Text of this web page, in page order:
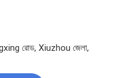
রোড, Xiuzhou জেলা,